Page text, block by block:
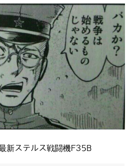
新ステルス戦闘機F35B